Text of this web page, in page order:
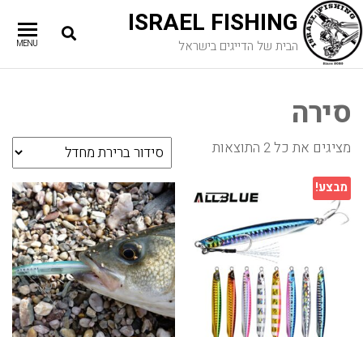
ISRAEL FISHING
הבית של הדייגים בישראל MENU
סירה
מציגים את כל ⁦2⁩ התוצאות
מבצע!